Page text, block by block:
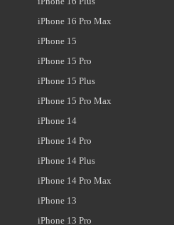
iPhone 16 Pro Max
iPhone 15
iPhone 15 Pro
iPhone 15 Plus
iPhone 15 Pro Max
iPhone 14
iPhone 14 Pro
iPhone 14 Plus
iPhone 14 Pro Max
iPhone 13
iPhone 13 Pro